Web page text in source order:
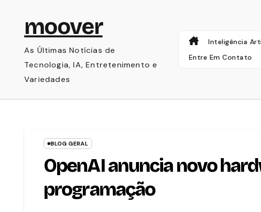
contentmoover
As Últimas Notícias de
Tecnologia, IA, Entretenimento e
Variedades
Inteligência
Entre Em Contato
BLOG GERAL
OpenAI anuncia novo
programação